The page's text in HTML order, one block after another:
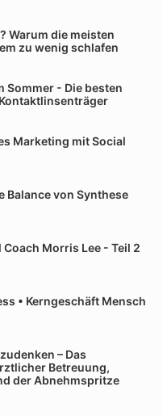
Warum die meisten
zu wenig schlafen
Sommer - Die besten
Marketing mit Social
Balance von Synthese
Morris Lee - Teil 2
• Kerngeschäft Mensch
– Das
Betreuung,
der Abnehmspritze